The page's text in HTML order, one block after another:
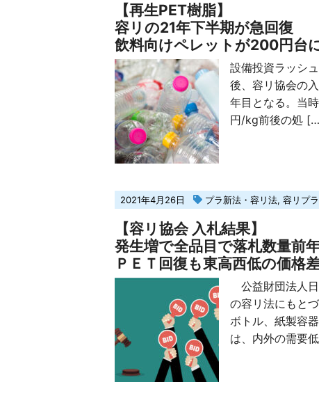
【再生PET樹脂】
容リの21年下半期が急回復
飲料向けペレットが200円台
設備投資ラッシ
後、容リ協会の
年目となる。当
円/kg前後の処
2021年4月26日 プラ新法・容リ法, 容リプ
【容リ協会 入札結果】
発生増で全品目で落札数量前
ＰＥＴ回復も東高西低の価格
公益財団法人
の容リ法にもと
ボトル、紙製容
は、内外の需要